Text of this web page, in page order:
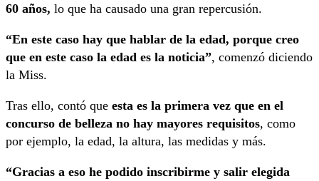
60 años, lo que ha causado una gran repercusión.
“En este caso hay que hablar de la edad, porque creo
que en este caso la edad es la noticia”, comenzó diciendo
la Miss.
Tras ello, contó que esta es la primera vez que en el
concurso de belleza no hay mayores requisitos, como
por ejemplo, la edad, la altura, las medidas y más.
“Gracias a eso he podido inscribirme y salir elegida